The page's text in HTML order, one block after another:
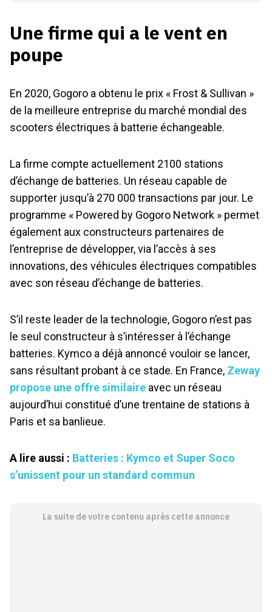
Une firme qui a le vent en
poupe
En 2020, Gogoro a obtenu le prix « Frost & Sullivan »
de la meilleure entreprise du marché mondial des
scooters électriques à batterie échangeable.
La firme compte actuellement 2100 stations
d’échange de batteries. Un réseau capable de
supporter jusqu’à 270 000 transactions par jour. Le
programme « Powered by Gogoro Network » permet
également aux constructeurs partenaires de
l’entreprise de développer, via l’accès à ses
innovations, des véhicules électriques compatibles
avec son réseau d’échange de batteries.
S’il reste leader de la technologie, Gogoro n’est pas
le seul constructeur à s’intéresser à l’échange
batteries. Kymco a déjà annoncé vouloir se lancer,
sans résultant probant à ce stade. En France, Zeway
propose une offre similaire avec un réseau
aujourd’hui constitué d’une trentaine de stations à
Paris et sa banlieue.
A lire aussi : Batteries : Kymco et Super Soco
s’unissent pour un standard commun
La suite de votre contenu après cette annonce